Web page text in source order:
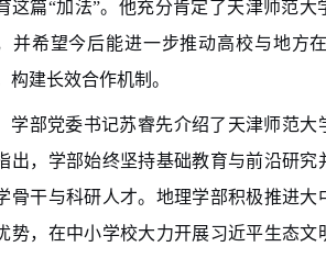
这篇“加法”。他充分肯定了天津师范大
并希望今后能进一步推动高校与地方
构建长效合作机制。
学部党委书记苏睿先介绍了天津师范
出，学部始终坚持基础教育与前沿研
骨干与科研人才。地理学部积极推进
势，在中小学校大力开展习近平生态